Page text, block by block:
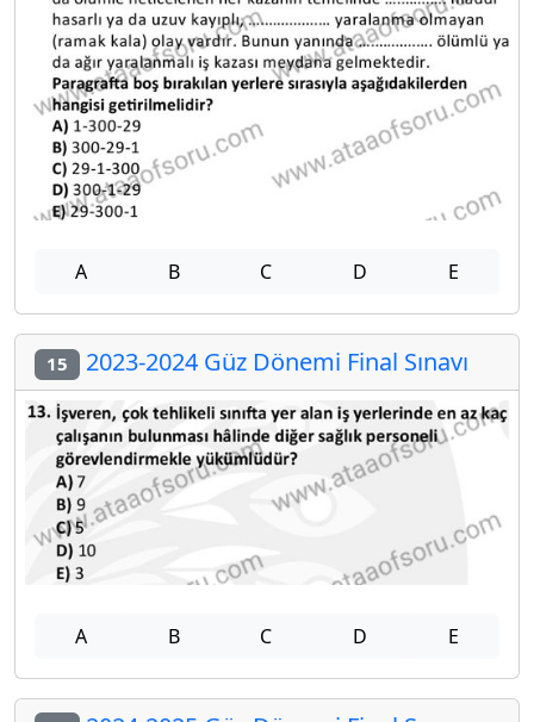
A B C D E
15 2023-2024 Güz Dönemi Final Sınavı
A B C D E